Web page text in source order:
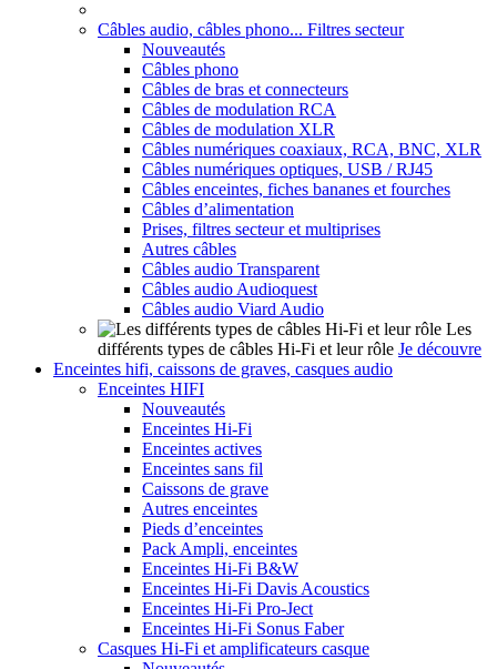
Câbles audio, câbles phono... Filtres secteur
Nouveautés
Câbles phono
Câbles de bras et connecteurs
Câbles de modulation RCA
Câbles de modulation XLR
Câbles numériques coaxiaux, RCA, BNC, XLR
Câbles numériques optiques, USB / RJ45
Câbles enceintes, fiches bananes et fourches
Câbles d’alimentation
Prises, filtres secteur et multiprises
Autres câbles
Câbles audio Transparent
Câbles audio Audioquest
Câbles audio Viard Audio
Les
différents types de câbles Hi-Fi et leur rôle Je découvre
Enceintes hifi, caissons de graves, casques audio
Enceintes HIFI
Nouveautés
Enceintes Hi-Fi
Enceintes actives
Enceintes sans fil
Caissons de grave
Autres enceintes
Pieds d’enceintes
Pack Ampli, enceintes
Enceintes Hi-Fi B&W
Enceintes Hi-Fi Davis Acoustics
Enceintes Hi-Fi Pro-Ject
Enceintes Hi-Fi Sonus Faber
Casques Hi-Fi et amplificateurs casque